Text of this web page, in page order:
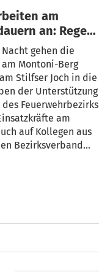
an: Regen
gehen die
Montoni-Berg
Stilfser Joch in die
der Unterstützung
Feuerwehrbezirks
am
auf Kollegen aus
Bezirksverband